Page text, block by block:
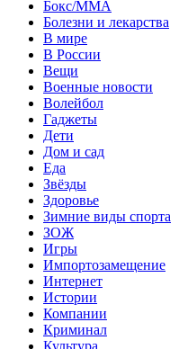
Бокс/MMA
Болезни и лекарства
В мире
В России
Вещи
Военные новости
Волейбол
Гаджеты
Дети
Дом и сад
Еда
Звёзды
Здоровье
Зимние виды спорта
ЗОЖ
Игры
Импортозамещение
Интернет
Истории
Компании
Криминал
Культура